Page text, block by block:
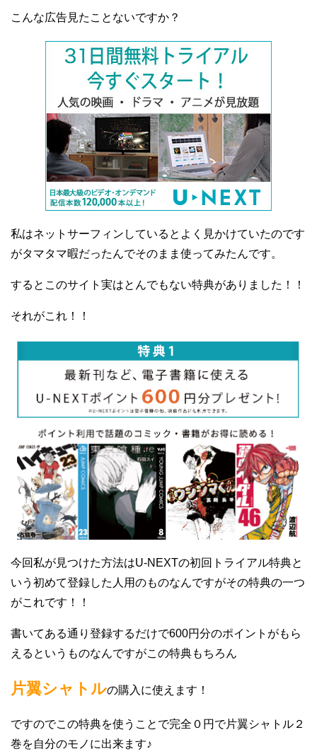
こんな広告見たことないですか？
私はネットサーフィンしているとよく見かけていたのです
がタマタマ暇だったんでそのまま使ってみたんです。
するとこのサイト実はとんでもない特典がありました！！
それがこれ！！
今回私が見つけた方法はU-NEXTの初回トライアル特典と
いう初めて登録した人用のものなんですがその特典の一つ
がこれです！！
書いてある通り登録するだけで600円分のポイントがもら
えるというものなんですがこの特典もちろん
片翼シャトルの購入に使えます！
ですのでこの特典を使うことで完全０円で片翼シャトル２
巻を自分のモノに出来ます♪